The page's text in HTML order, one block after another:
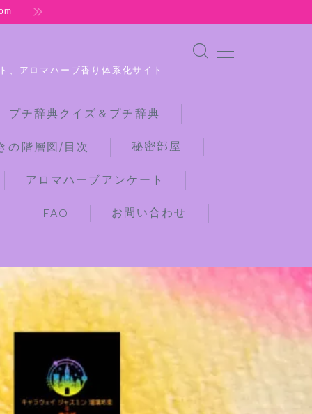
、アロマハーブ香り体系化サイト
チ辞典クイズ＆プチ辞典
の階層図/目次 秘密部屋
アロマハーブアンケート
FAQ お問い合わせ